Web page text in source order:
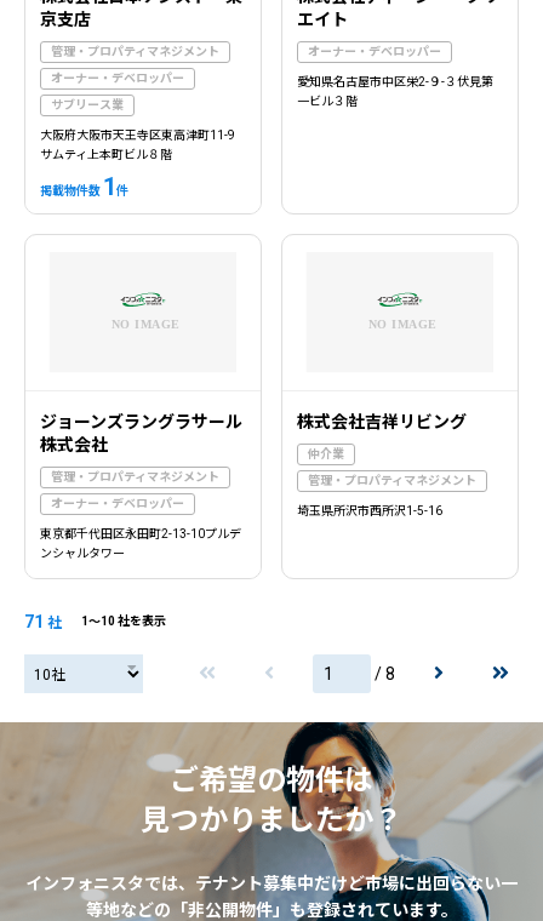
京支店
管理・プロパティマネジメント
オーナー・デベロッパー
サブリース業
大阪府大阪市天王寺区東高津町11-9
サムティ上本町ビル８階
掲載物件数 1 件
エイト
オーナー・デベロッパー
愛知県名古屋市中区栄2-９-３伏見第
一ビル３階
ジョーンズラングラサール
株式会社
管理・プロパティマネジメント
オーナー・デベロッパー
東京都千代田区永田町2-13-10プルデ
ンシャルタワー
株式会社吉祥リビング
仲介業
管理・プロパティマネジメント
埼玉県所沢市西所沢1-5-16
71 社 1〜10 社を表示
20社 / 8
ご希望の物件は
見つかりましたか？
インフォニスタでは、テナント募集中だけど市場に出回らない一
等地などの「非公開物件」も登録されています。